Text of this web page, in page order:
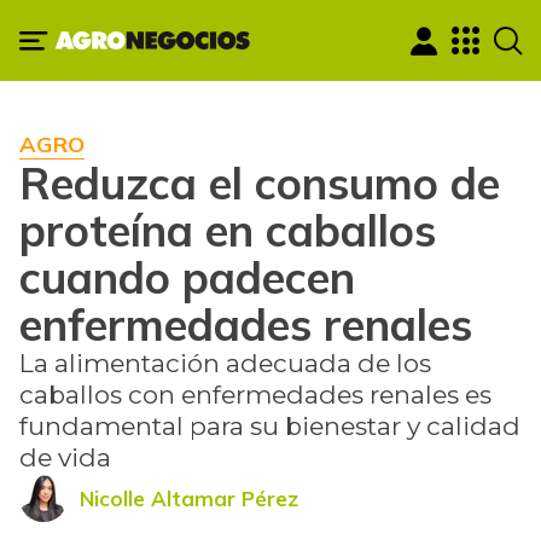
AGRO
Reduzca el consumo de
proteína en caballos
cuando padecen
enfermedades renales
La alimentación adecuada de los
caballos con enfermedades renales es
fundamental para su bienestar y calidad
de vida
Nicolle Altamar Pérez